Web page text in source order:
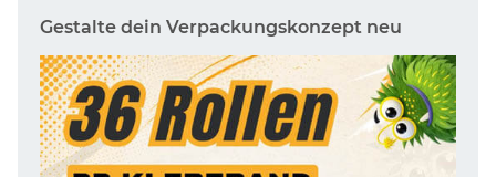
Gestalte dein Verpackungskonzept neu